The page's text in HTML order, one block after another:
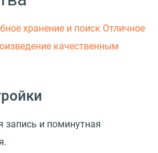
хранение и поиск Отличное
качественным
запись и поминутная